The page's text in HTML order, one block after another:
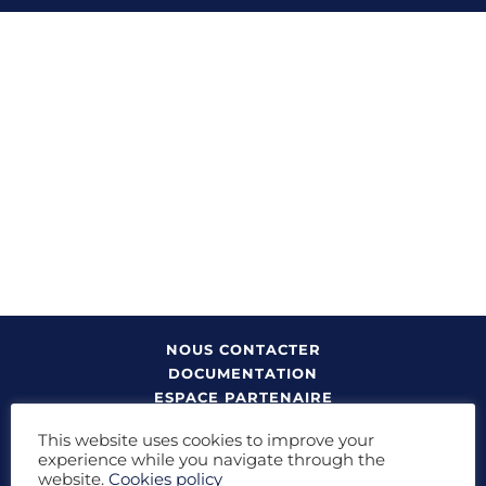
NOUS CONTACTER
DOCUMENTATION
ESPACE PARTENAIRE
À propos:Qui sommes-nous ?I FAQIDonnées
personnelles & CookiesIMentions légales & Crédits
This website uses cookies to improve your
experience while you navigate through the
website. Cookies policy